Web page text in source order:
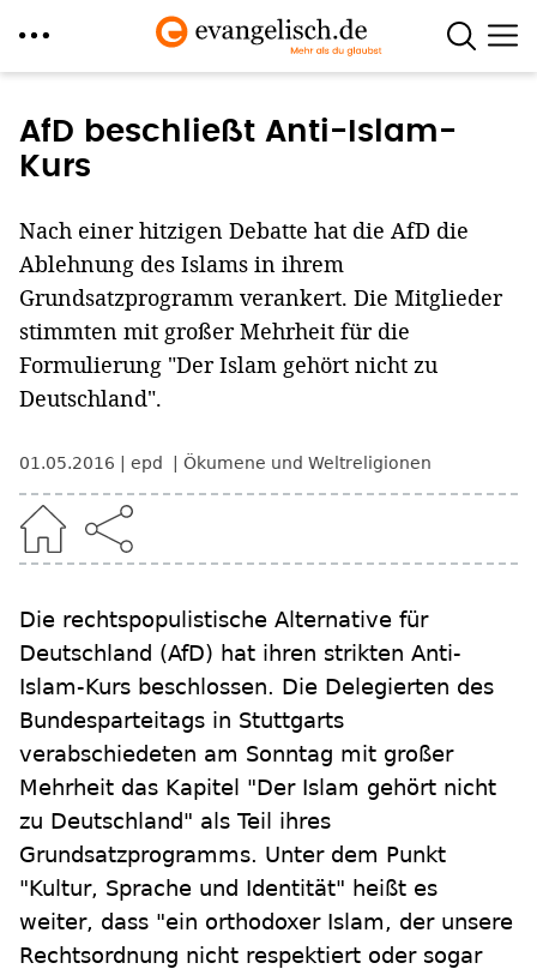
zum
Inhalt
AfD beschließt Anti-Islam-
Kurs
Nach einer hitzigen Debatte hat die AfD die
Ablehnung des Islams in ihrem
Grundsatzprogramm verankert. Die Mitglieder
stimmten mit großer Mehrheit für die
Formulierung "Der Islam gehört nicht zu
Deutschland".
01.05.2016 epd Ökumene und Weltreligionen
Die rechtspopulistische Alternative für
Deutschland (AfD) hat ihren strikten Anti-
Islam-Kurs beschlossen. Die Delegierten des
Bundesparteitags in Stuttgarts
verabschiedeten am Sonntag mit großer
Mehrheit das Kapitel "Der Islam gehört nicht
zu Deutschland" als Teil ihres
Grundsatzprogramms. Unter dem Punkt
"Kultur, Sprache und Identität" heißt es
weiter, dass "ein orthodoxer Islam, der unsere
Rechtsordnung nicht respektiert oder sogar